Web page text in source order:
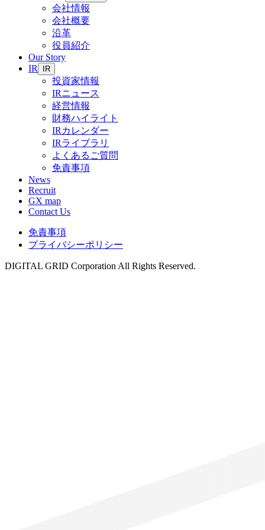
会社情報
会社概要
沿革
役員紹介
Our Story
IR
IR
投資家情報
IRニュース
経営情報
財務ハイライト
IRカレンダー
IRライブラリ
よくあるご質問
免責事項
News
Recruit
GX map
Contact Us
免責事項
プライバシーポリシー
DIGITAL GRID Corporation All Rights Reserved.